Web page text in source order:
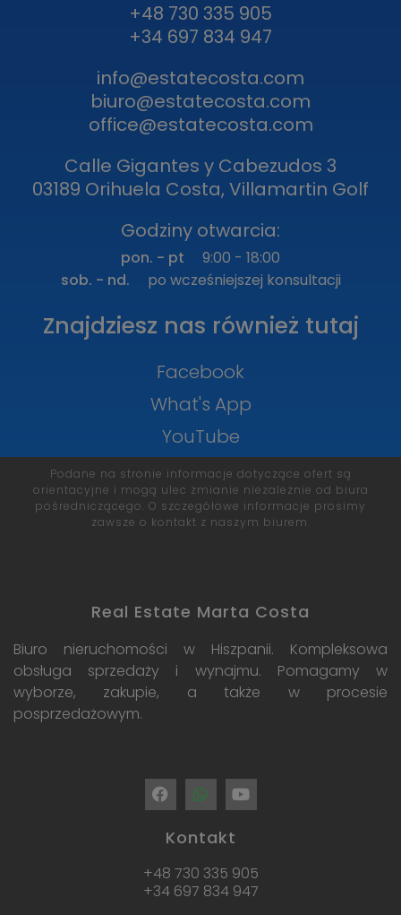
+48 730 335 905
+34 697 834 947
info@estatecosta.com
biuro@estatecosta.com
office@estatecosta.com
Calle Gigantes y Cabezudos 3
03189 Orihuela Costa, Villamartin Golf
Godziny otwarcia:
pon. - pt
9:00 - 18:00
sob. - nd.
po wcześniejszej konsultacji
Znajdziesz nas również tutaj
Facebook
What's App
YouTube
Podane na stronie informacje dotyczące ofert są
orientacyjne i mogą ulec zmianie niezależnie od biura
pośredniczącego. O szczegółowe informacje prosimy
zawsze o kontakt z naszym biurem.
Real Estate Marta Costa
Biuro nieruchomości w Hiszpanii. Kompleksowa
obsługa sprzedaży i wynajmu. Pomagamy w
wyborze, zakupie, a także w procesie
posprzedażowym.
Kontakt
+48 730 335 905
+34 697 834 947